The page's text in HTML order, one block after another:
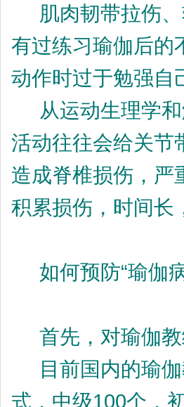
肌肉韧带拉伤、
有过练习瑜伽后的
动作时过于勉强自
从运动生理学和
活动往往会给关节
造成脊椎损伤，严
积累损伤，时间长
如何预防“瑜伽
首先，对瑜伽教
目前国内的瑜伽
式，中级100个，